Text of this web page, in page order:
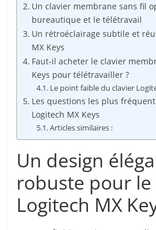
Un clavier membrane sans fil
bureautique et le télétravail
Un rétroéclairage subtile et
MX Keys
Faut-il acheter le clavier
Keys pour télétravailler ?
Le point faible du clavier
Les questions les plus
Logitech MX Keys
Articles similaires :
Un design
robuste pour le
Logitech MX